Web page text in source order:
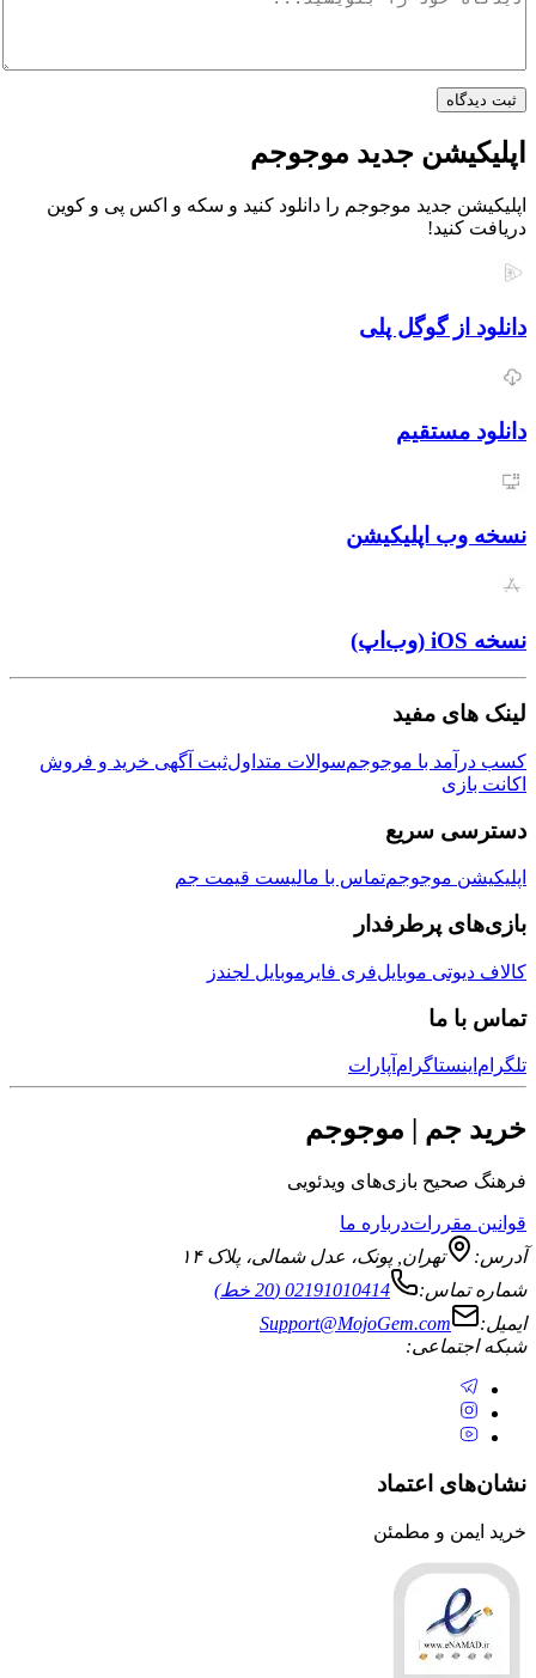
جدید موجوجم
جدید موجوجم را دانلود کنید و سکه و اکس پی و کوین
گوگل پلی
اپلیکیشن
مفید
با موجوجم سوالات متداولثبت آگهی خرید و فروش
سریع
موجوجم تماس با مالیست قیمت جم
پرطرفدار
موبایلفری فایرموبایل لجندز
ما
آپارات
جم | موجوجم
بازی‌های ویدئویی
درباره ما
تهران ,پونک، عدل شمالی، پلاک ۱۴
02191010414 (20 خط)
Support@MojoGem.com
اعتماد
و مطمئن